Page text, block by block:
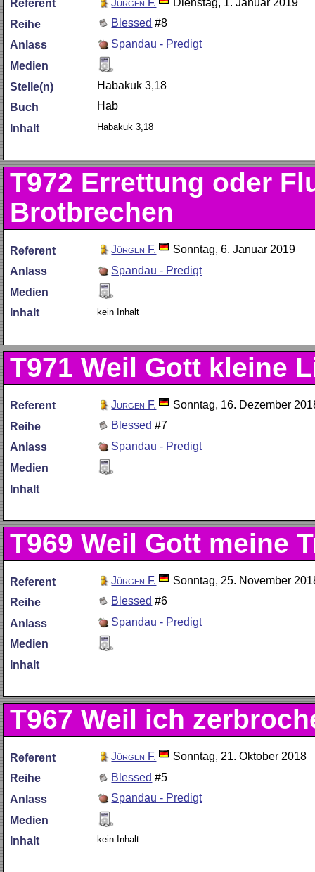
Referent
Reihe
Blessed #8
Anlass
Spandau - Predigt
Medien
Stelle(n)
Habakuk 3,18
Buch
Hab
Inhalt
Habakuk 3,18
T972 Errettung oder
Brotbrechen
Referent Jürgen F.
Sonntag, 6. Januar 2019
Anlass
Spandau - Predigt
Medien
Inhalt
kein Inhalt
T971 Weil Gott kleine
Referent Jürgen F.
Sonntag, 16. Dezember
Reihe
Blessed #7
Anlass
Spandau - Predigt
Medien
Inhalt
T969 Weil Gott meine
Referent Jürgen F.
Sonntag, 25. November
Reihe
Blessed #6
Anlass
Spandau - Predigt
Medien
Inhalt
T967 Weil ich
Referent Jürgen F.
Sonntag, 21. Oktober 2018
Reihe
Blessed #5
Anlass
Spandau - Predigt
Medien
Inhalt
kein Inhalt